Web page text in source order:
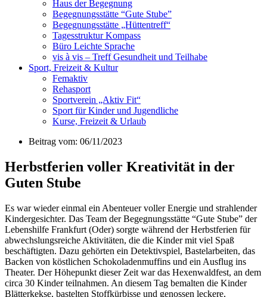
Haus der Begegnung
Begegnungsstätte “Gute Stube”
Begegnungsstätte „Hüttentreff“
Tagesstruktur Kompass
Büro Leichte Sprache
vis à vis – Treff Gesundheit und Teilhabe
Sport, Freizeit & Kultur
Femaktiv
Rehasport
Sportverein „Aktiv Fit“
Sport für Kinder und Jugendliche
Kurse, Freizeit & Urlaub
Beitrag vom: 06/11/2023
Herbstferien voller Kreativität in der
Guten Stube
Es war wieder einmal ein Abenteuer voller Energie und strahlender
Kindergesichter. Das Team der Begegnungsstätte “Gute Stube” der
Lebenshilfe Frankfurt (Oder) sorgte während der Herbstferien für
abwechslungsreiche Aktivitäten, die die Kinder mit viel Spaß
beschäftigten. Dazu gehörten ein Detektivspiel, Bastelarbeiten, das
Backen von köstlichen Schokoladenmuffins und ein Ausflug ins
Theater. Der Höhepunkt dieser Zeit war das Hexenwaldfest, an dem
circa 30 Kinder teilnahmen. An diesem Tag bemalten die Kinder
Blätterkekse, bastelten Stoffkürbisse und genossen leckere,